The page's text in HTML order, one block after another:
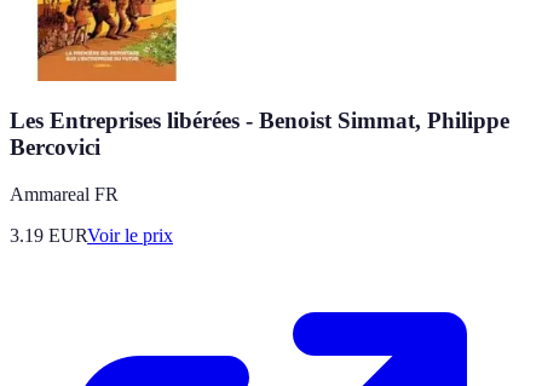
Les Entreprises libérées - Benoist Simmat, Philippe
Bercovici
Ammareal FR
3.19 EURVoir le prix